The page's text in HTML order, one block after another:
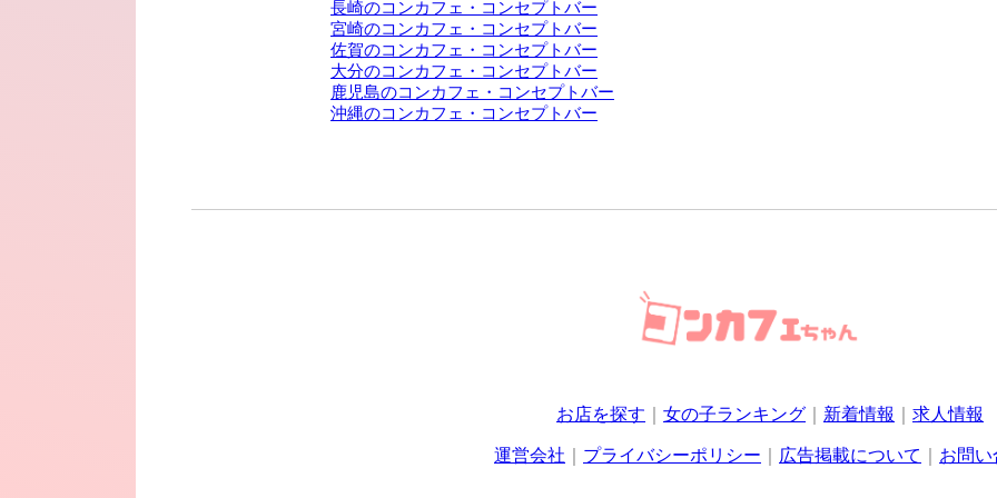
長崎のコンカフェ・コンセプトバー
宮崎のコンカフェ・コンセプトバー
佐賀のコンカフェ・コンセプトバー
大分のコンカフェ・コンセプトバー
鹿児島のコンカフェ・コンセプトバー
沖縄のコンカフェ・コンセプトバー
お店を探す 女の子ランキング 新着情報 求人情報
運営会社 プライバシーポリシー 広告掲載について お問